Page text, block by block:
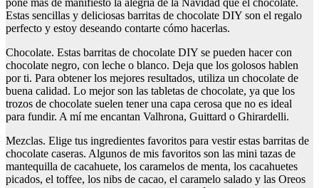
pone más de manifiesto la alegría de la Navidad que el chocolate.
Estas sencillas y deliciosas barritas de chocolate DIY son el regalo
perfecto y estoy deseando contarte cómo hacerlas.
Chocolate. Estas barritas de chocolate DIY se pueden hacer con
chocolate negro, con leche o blanco. Deja que los golosos hablen
por ti. Para obtener los mejores resultados, utiliza un chocolate de
buena calidad. Lo mejor son las tabletas de chocolate, ya que los
trozos de chocolate suelen tener una capa cerosa que no es ideal
para fundir. A mí me encantan Valhrona, Guittard o Ghirardelli.
Mezclas. Elige tus ingredientes favoritos para vestir estas barritas de
chocolate caseras. Algunos de mis favoritos son las mini tazas de
mantequilla de cacahuete, los caramelos de menta, los cacahuetes
picados, el toffee, los nibs de cacao, el caramelo salado y las Oreos